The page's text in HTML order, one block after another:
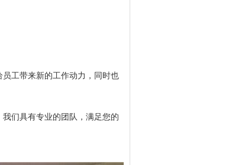
工带来新的工作动力，同时也
们具有专业的团队，满足您的